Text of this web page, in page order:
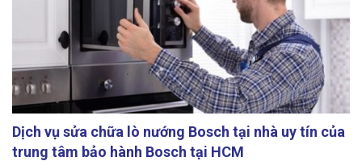
Dịch vụ sửa chữa lò nướng Bosch tại nhà uy tín của
trung tâm bảo hành Bosch tại HCM